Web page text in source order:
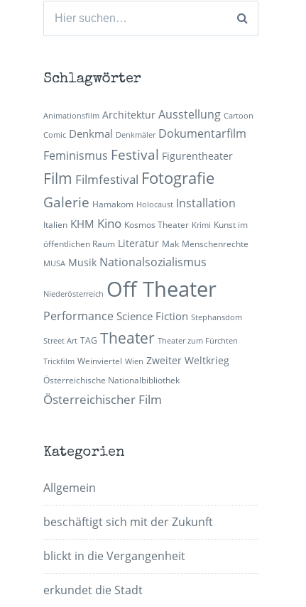
Suchen
Schlagwörter
Animationsfilm Architektur Ausstellung Cartoon
Comic Denkmal Denkmäler Dokumentarfilm
Feminismus Festival Figurentheater
Film Filmfestival Fotografie
Galerie Hamakom Holocaust Installation
Italien KHM Kino Kosmos Theater Krimi Kunst im
öffentlichen Raum Literatur Mak Menschenrechte
MUSA Musik Nationalsozialismus
Niederösterreich Off Theater
Performance Science Fiction Stephansdom
Street Art TAG Theater Theater zum Fürchten
Trickfilm Weinviertel Wien Zweiter Weltkrieg
Österreichische Nationalbibliothek
Österreichischer Film
Kategorien
Allgemein
beschäftigt sich mit der Zukunft
blickt in die Vergangenheit
erkundet die Stadt